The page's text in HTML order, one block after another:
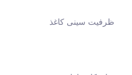
ظرفیت سینی کاغذ